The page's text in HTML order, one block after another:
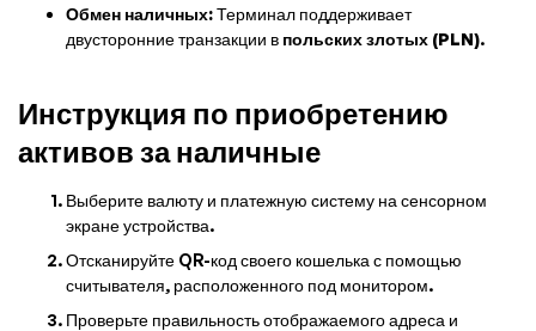
Обмен наличных:Терминал поддерживает
двусторонние транзакции в польских злотых (PLN).
Инструкция по приобретению
активов за наличные
Выберите валюту и платежную систему на сенсорном
экране устройства.
Отсканируйте QR-код своего кошелька с помощью
считывателя, расположенного под монитором.
Проверьте правильность отображаемого адреса и